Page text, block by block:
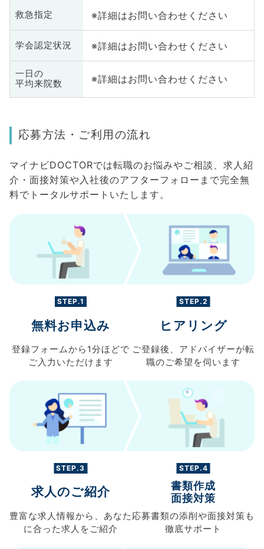
救急指定 ※詳細はお問い合わせください
学会認定状況 ※詳細はお問い合わせください
一日の
平均来院数
※詳細はお問い合わせください
応募方法・ご利用の流れ
マイナビDOCTORでは転職のお悩みやご相談、求人紹
介・面接対策や入社後のアフターフォローまで完全無
料でトータルサポートいたします。
STEP.1
無料お申込み
登録フォームから 1分ほどで
ご入力 いただけます
STEP.2
ヒアリング
ご登録後、 アドバイザーが転
職のご希望を伺います
STEP.3
求人のご紹介
豊富な求人情報から、 あなた
に合った求人を ご紹介
STEP.4
書類作成
面接対策
応募書類の添削や面接対策も
徹底サポート